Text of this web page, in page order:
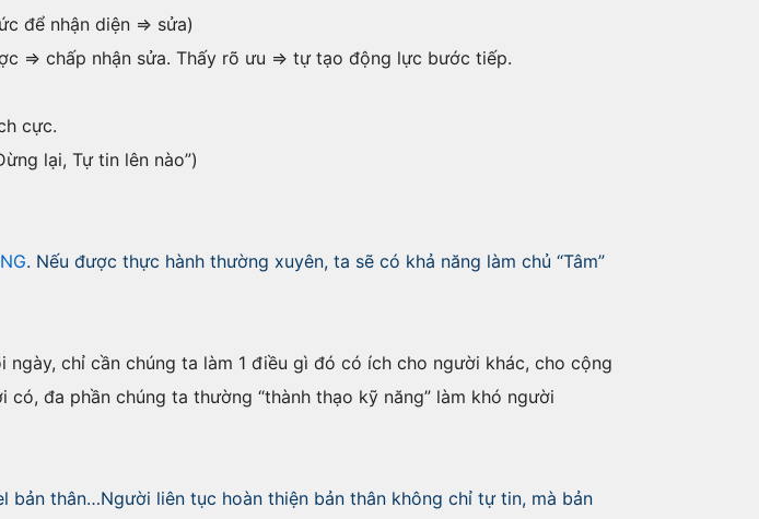
để nhận diện => sửa)
=> chấp nhận sửa. Thấy rõ ưu => tự tạo động lực bước tiếp.
cực.
lại, Tự tin lên nào”)
. Nếu được thực hành thường xuyên, ta sẽ có khả năng làm chủ “Tâm”
chỉ cần chúng ta làm 1 điều gì đó có ích cho người khác, cho cộng
đa phần chúng ta thường “thành thạo kỹ năng” làm khó người
thân…Người liên tục hoàn thiện bản thân không chỉ tự tin, mà bản